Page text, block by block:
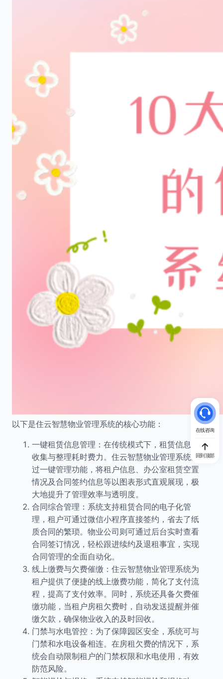
以下是住云智慧物业管理系统的核心功能：
一键租赁信息管理：在传统模式下，租赁信息的
收集与整理耗时费力。住云智慧物业管理系统通
过一键管理功能，将租户信息、办公室租赁空置
情况及合同签约信息等以图表形式直观展现，极
大地提升了管理效率与透明度。
合同综合管理：系统支持租赁合同的电子化管
理，租户可通过微信小程序直接签约，省去了纸
质合同的繁琐。物业公司则可通过后台实时查看
合同签订情况，轻松跟进续约及退租事宜，实现
合同管理的全面自动化。
线上缴费与欠费催缴：住云智慧物业管理系统为
租户提供了便捷的线上缴费功能，简化了支付流
程，提高了支付效率。同时，系统还具备欠费催
缴功能，当租户房租欠费时，自动发送提醒并催
缴欠款，确保物业收入的及时回收。
门禁与水电管控：为了保障园区安全，系统可与
门禁和水电设备相连。在房租欠费的情况下，系
统会自动限制租户的门禁权限和水电使用，有效
防范风险。
在线咨询
回到顶部